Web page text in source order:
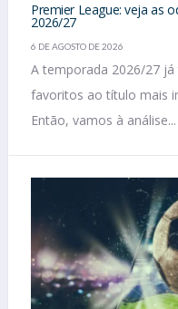
Premier League: veja as
2026/27
6 DE AGOSTO DE 2026
A temporada 2026/27
favoritos ao título mais
Então, vamos à análise...